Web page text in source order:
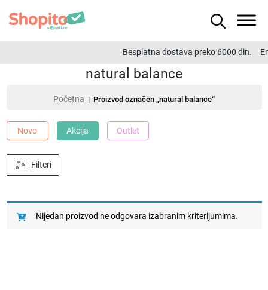
Besplatna dostava preko 6000 din.
natural balance
Početna | Proizvod označen „natural balance“
Novo Akcija Outlet
Filteri
Nijedan proizvod ne odgovara izabranim kriterijumima.